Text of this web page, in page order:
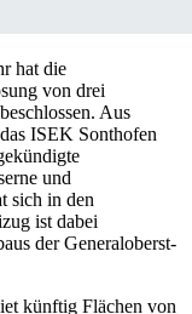
hat die
von drei
Aus
ISEK Sonthofen
und
sich in den
ist dabei
der Generaloberst-
künftig Flächen von